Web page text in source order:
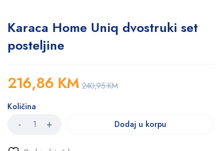
Karaca Home Uniq dvostruki set
posteljine
240,95KM
216,86 KM
Količina
Dodaj u korpu